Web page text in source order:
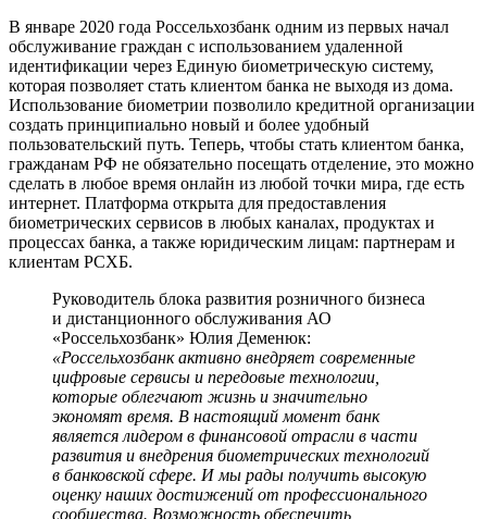
В январе 2020 года Россельхозбанк одним из первых начал
обслуживание граждан с использованием удаленной
идентификации через Единую биометрическую систему,
которая позволяет стать клиентом банка не выходя из дома.
Использование биометрии позволило кредитной организации
создать принципиально новый и более удобный
пользовательский путь. Теперь, чтобы стать клиентом банка,
гражданам РФ не обязательно посещать отделение, это можно
сделать в любое время онлайн из любой точки мира, где есть
интернет. Платформа открыта для предоставления
биометрических сервисов в любых каналах, продуктах и
процессах банка, а также юридическим лицам: партнерам и
клиентам РСХБ.
Руководитель блока развития розничного бизнеса
и дистанционного обслуживания АО
«Россельхозбанк» Юлия Деменюк:
«Россельхозбанк активно внедряет современные
цифровые сервисы и передовые технологии,
которые облегчают жизнь и значительно
экономят время. В настоящий момент банк
является лидером в финансовой отрасли в части
развития и внедрения биометрических технологий
в банковской сфере. И мы рады получить высокую
оценку наших достижений от профессионального
сообщества. Возможность обеспечить